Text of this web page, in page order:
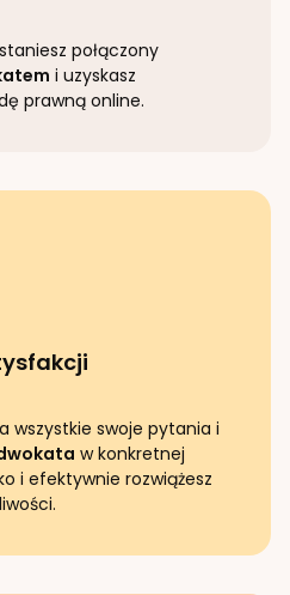
połączony
i uzyskasz
prawną online.
wszystkie swoje pytania i
w konkretnej
i efektywnie rozwiążesz